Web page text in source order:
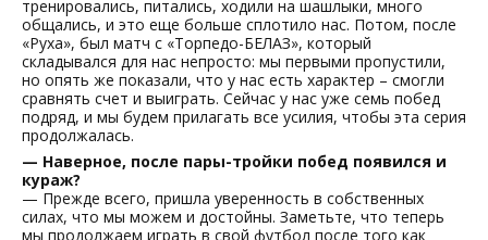
тренировались, питались, ходили на шашлыки, много
общались, и это еще больше сплотило нас. Потом, после
«Руха», был матч с «Торпедо-БЕЛАЗ», который
складывался для нас непросто: мы первыми пропустили,
но опять же показали, что у нас есть характер – смогли
сравнять счет и выиграть. Сейчас у нас уже семь побед
подряд, и мы будем прилагать все усилия, чтобы эта серия
продолжалась.
— Наверное, после пары-тройки побед появился и
кураж?
— Прежде всего, пришла уверенность в собственных
силах, что мы можем и достойны. Заметьте, что теперь
мы продолжаем играть в свой футбол после того как